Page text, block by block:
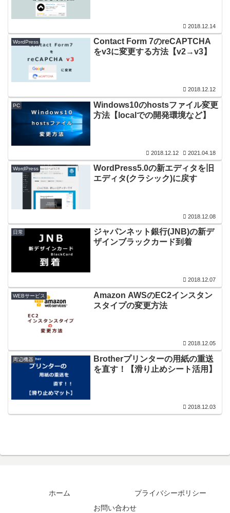
2018.12.14
WordPress
Contact Form 7のreCAPTCHA
をv3に変更する方法【v2→v3】
2018.12.12
PC
Windows10のhostsファイル変更
方法【localでの開発環境など】
2018.12.12 2021.04.18
WordPress
WordPress5.0の新エディタを旧
エディタ(クラシック)に戻す
2018.12.08
日常
ジャパンネット銀行(JNB)の新デ
ザインブラックカード到着
2018.12.07
WEBサービス
Amazon AWSのEC2インスタン
スタイプの変更方法
2018.12.05
周辺機器
Brotherプリンターの用紙の重送
を直す！【滑り止めシート活用】
2018.12.03
ホーム
プライバシーポリシー
お問い合わせ